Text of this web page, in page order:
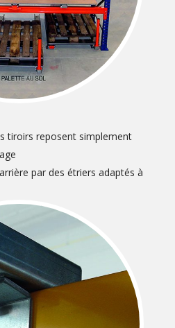
tiroirs reposent simplement
par des étriers adaptés à